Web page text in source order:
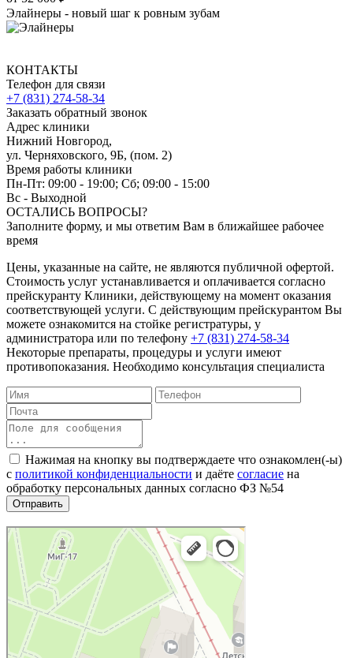
Элайнеры - новый шаг к ровным зубам
КОНТАКТЫ
Телефон для связи
+7 (831) 274-58-34
Заказать обратный звонок
Адрес клиники
Нижний Новгород,
ул. Черняховского, 9Б, (пом. 2)
Время работы клиники
Пн-Пт: 09:00 - 19:00; Cб; 09:00 - 15:00
Вс - Выходной
ОСТАЛИСЬ ВОПРОСЫ?
Заполните форму, и мы ответим Вам в ближайшее рабочее
время
Цены, указанные на сайте, не являются публичной офертой.
Стоимость услуг устанавливается и оплачивается согласно
прейскуранту Клиники, действующему на момент оказания
соответствующей услуги. С действующим прейскурантом Вы
можете ознакомится на стойке регистратуры, у
администратора или по телефону +7 (831) 274-58-34
Некоторые препараты, процедуры и услуги имеют
противопоказания. Необходимо консультация специалиста
Нажимая на кнопку вы подтверждаете что ознакомлен(-ы)
с политикой конфиденциальности и даёте согласие на
обработку персональных данных согласно ФЗ №54